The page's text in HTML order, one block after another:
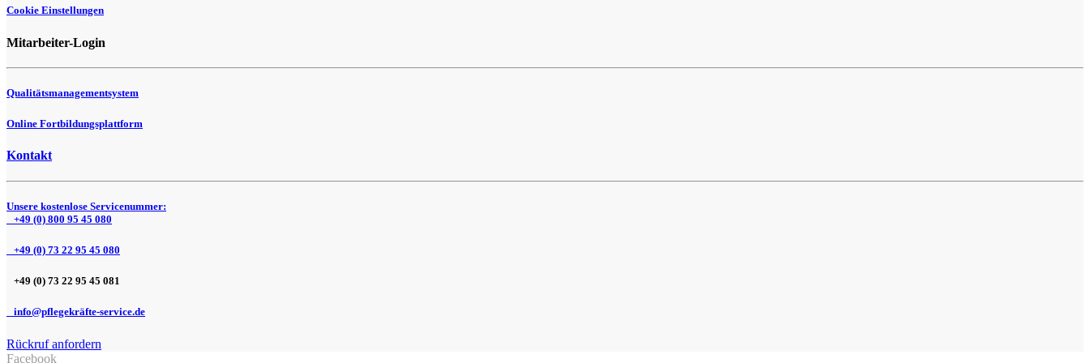
Cookie Einstellungen
Mitarbeiter-Login
Qualitätsmanagementsystem
Online Fortbildungsplattform
Kontakt
Unsere kostenlose Servicenummer:
+49 (0) 800 95 45 080
+49 (0) 73 22 95 45 080
+49 (0) 73 22 95 45 081
info@pflegekräfte-service.de
Rückruf anfordern
Facebook